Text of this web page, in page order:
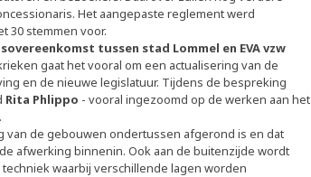
Het aangepaste reglement werd
30 stemmen voor.
tussen stad Lommel en EVA vzw
gaat het vooral om een actualisering van de
en de nieuwe legislatuur. Tijdens de bespreking
Rita Phlippo - vooral ingezoomd op de werken aan het
van de gebouwen ondertussen afgerond is en dat
afwerking binnenin. Ook aan de buitenzijde wordt
waarbij verschillende lagen worden